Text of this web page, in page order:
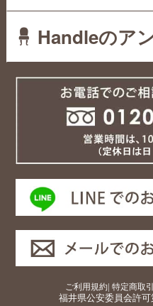
Handleのア
ご利用規約| 特定商取
福井県公安委員会許